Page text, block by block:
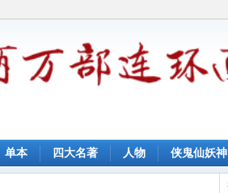
单本 四大名著 人物 侠鬼仙妖神